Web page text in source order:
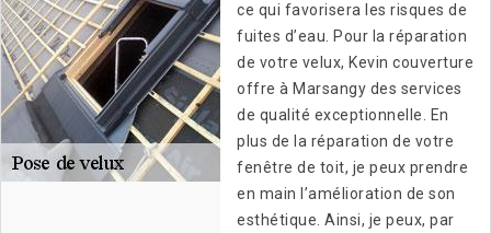
ce qui favorisera les risques de
fuites d’eau. Pour la réparation
de votre velux, Kevin couverture
offre à Marsangy des services
de qualité exceptionnelle. En
plus de la réparation de votre
fenêtre de toit, je peux prendre
en main l’amélioration de son
esthétique. Ainsi, je peux, par